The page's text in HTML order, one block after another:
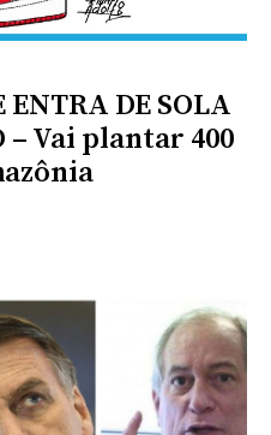
DE SOLA
– Vai plantar 400